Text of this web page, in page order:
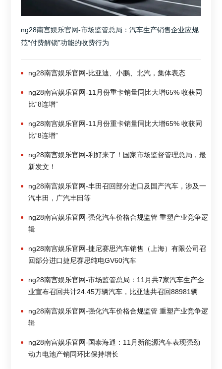
ng28南宫娱乐官网-市场监管总局：汽车生产销售企业应规
范“付费解锁”功能的收费行为
ng28南宫娱乐官网-比亚迪、小鹏、北汽，集体表态
ng28南宫娱乐官网-11月份重卡销量同比大增65% 收获同
比“8连增”
ng28南宫娱乐官网-11月份重卡销量同比大增65% 收获同
比“8连增”
ng28南宫娱乐官网-利好来了！国家市场监督管理总局，最
新发文！
ng28南宫娱乐官网-丰田召回部分进口及国产汽车，涉及一
汽丰田，广汽丰田等
ng28南宫娱乐官网-强化汽车价格合规监管 重塑产业竞争逻
辑
ng28南宫娱乐官网-捷尼赛思汽车销售（上海）有限公司召
回部分进口捷尼赛思纯电GV60汽车
ng28南宫娱乐官网-市场监管总局：11月共7家汽车生产企
业宣布召回共计24.45万辆汽车，比亚迪共召回88981辆
ng28南宫娱乐官网-强化汽车价格合规监管 重塑产业竞争逻
辑
ng28南宫娱乐官网-国泰海通：11月新能源汽车表现强劲
动力电池产销同环比保持增长